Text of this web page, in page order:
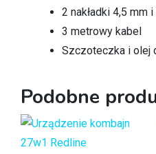
2 nakładki 4,5 mm
3 metrowy kabel
Szczoteczka i olej
Podobne